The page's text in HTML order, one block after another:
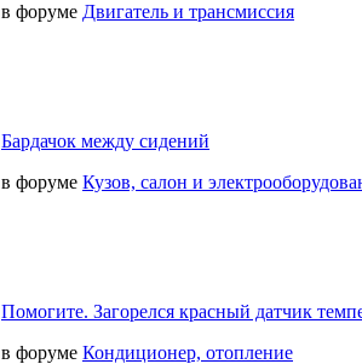
в форуме Двигатель и трансмиссия
Бардачок между сидений
в форуме Кузов, салон и
Помогите. Загорелся красный датчик
в форуме Кондиционер, отопление